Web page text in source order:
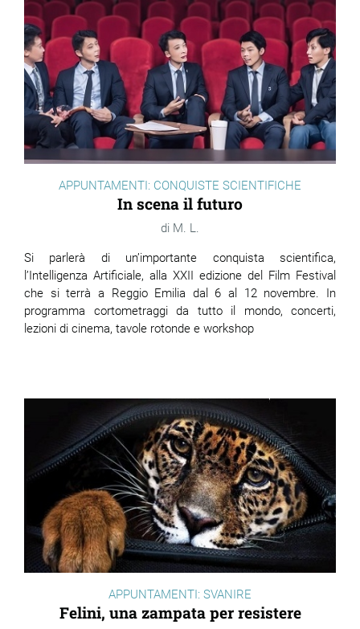
APPUNTAMENTI: CONQUISTE SCIENTIFICHE
In scena il futuro
M. L.
Si parlerà di un’importante conquista scientifica,
l’Intelligenza Artificiale, alla XXII edizione del Film Festival
che si terrà a Reggio Emilia dal 6 al 12 novembre. In
programma cortometraggi da tutto il mondo, concerti,
lezioni di cinema, tavole rotonde e workshop
APPUNTAMENTI: SVANIRE
Felini, una zampata per resistere